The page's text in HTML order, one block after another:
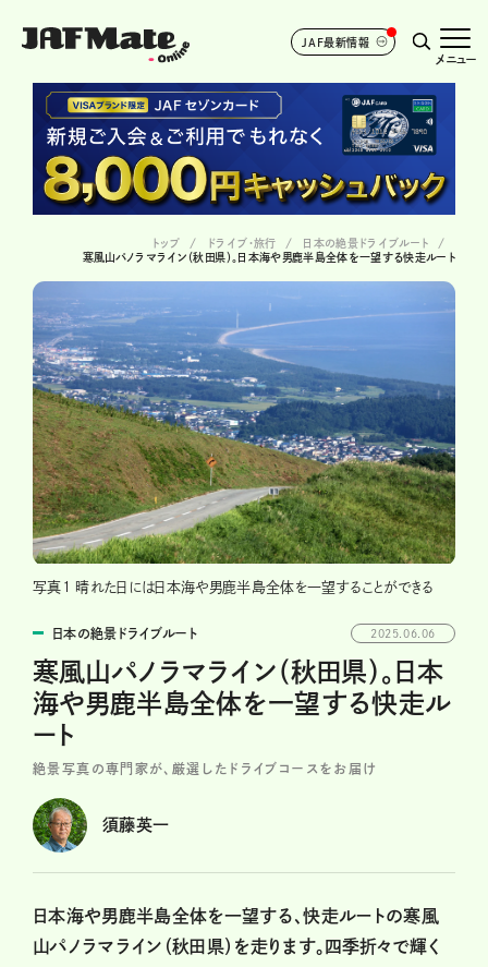
JAF最新情報
メニュー
トップ ドライブ･旅行
日本の絶景ドライブルート
寒風山パノラマライン（秋田県）。日本海や男鹿半島全体を一望する快走ルート
写真1 晴れた日には日本海や男鹿半島全体を一望することができる
日本の絶景ドライブルート 2025.06.06
寒風山パノラマライン（秋田県）。日本
海や男鹿半島全体を一望する快走ル
ート
絶景写真の専門家が、厳選したドライブコースをお届け
須藤英一
日本海や男鹿半島全体を一望する、快走ルートの寒風
山パノラマライン（秋田県）を走ります。四季折々で輝く